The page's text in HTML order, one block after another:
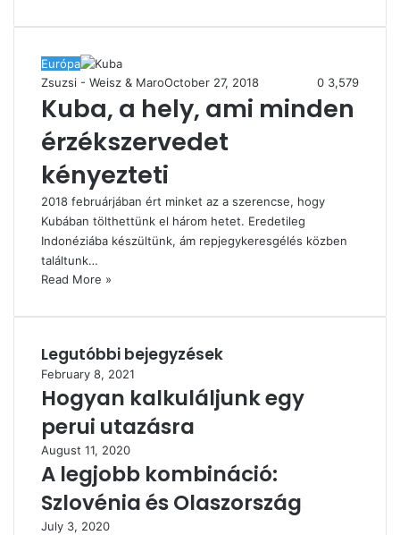
Európa
Zsuzsi - Weisz & MaroOctober 27, 2018 0 3,579
Kuba, a hely, ami minden
érzékszervedet
kényezteti
2018 februárjában ért minket az a szerencse, hogy
Kubában tölthettünk el három hetet. Eredetileg
Indonéziába készültünk, ám repjegykeresgélés közben
találtunk…
Read More »
Legutóbbi bejegyzések
February 8, 2021
Hogyan kalkuláljunk egy
perui utazásra
August 11, 2020
A legjobb kombináció:
Szlovénia és Olaszország
July 3, 2020